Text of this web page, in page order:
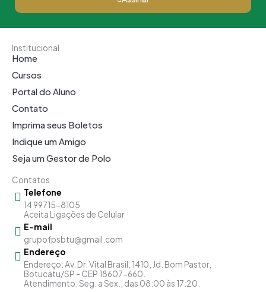
Institucional
Home
Cursos
Portal do Aluno
Contato
Imprima seus Boletos
Indique um Amigo
Seja um Gestor de Polo
Contatos
Telefone
14 99715-8105
Aceita Ligações de Celular
E-mail
grupofpsbtu@gmail.com
Endereço
Endereço: Av. Dr. Vital Brasil, 1410, Jd. Bom Pastor,
Botucatu/SP - CEP 18607-660.
Atendimento: Seg. a Sex., das 08:00 às 17:20.